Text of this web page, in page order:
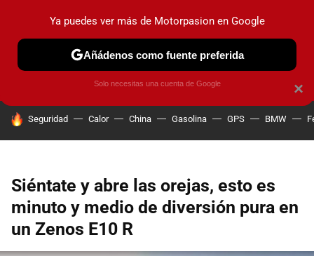
PRUEBAS COCHES ELÉCTRICOS OBSERVATORIO
HOY SE HABLA DE
Seguridad Calor China Gasolina GPS BMW
Siéntate y abre las orejas, esto es
minuto y medio de diversión pura en
un Zenos E10 R
×
Ya puedes ver más de Motorpasion en Google
Añádenos como fuente preferida
Solo necesitas una cuenta de Google